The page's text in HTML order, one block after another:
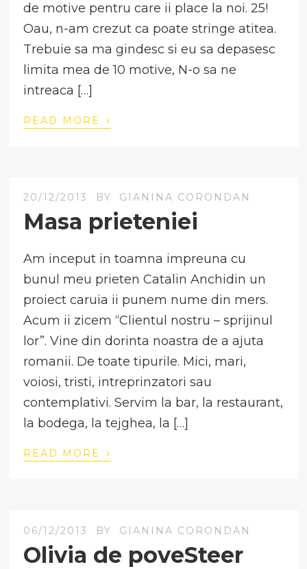
de motive pentru care ii place la noi. 25!
Oau, n-am crezut ca poate stringe atitea.
Trebuie sa ma gindesc si eu sa depasesc
limita mea de 10 motive, N-o sa ne
intreaca […]
READ MORE ›
20/12/2013 BY GIANINA CORONDAN
Masa prieteniei
Am inceput in toamna impreuna cu
bunul meu prieten Catalin Anchidin un
proiect caruia ii punem nume din mers.
Acum ii zicem “Clientul nostru – sprijinul
lor”. Vine din dorinta noastra de a ajuta
romanii. De toate tipurile. Mici, mari,
voiosi, tristi, intreprinzatori sau
contemplativi. Servim la bar, la restaurant,
la bodega, la tejghea, la […]
READ MORE ›
06/12/2013 BY GIANINA CORONDAN
Olivia de poveSteer